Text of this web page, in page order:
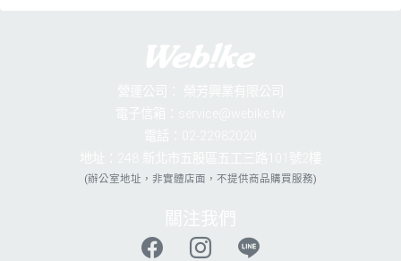
(辦公室地址，非實體店面，不提供商品購買服務)